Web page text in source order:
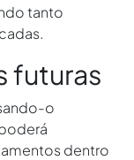
tanto
futuras
o
dentro